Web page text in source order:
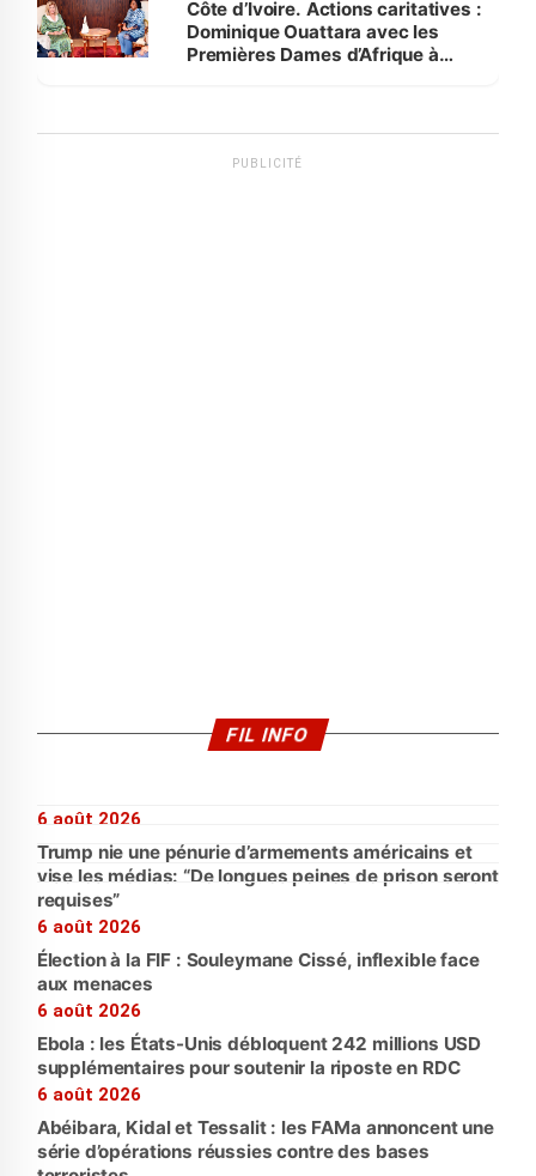
Côte d’Ivoire. Actions caritatives :
Dominique Ouattara avec les
Premières Dames d’Afrique à
PUBLICITÉ
FIL INFO
6 août 2026
Trump nie une pénurie d’armements américains et
vise les médias: “De longues peines de prison seront
requises”
6 août 2026
Élection à la FIF : Souleymane Cissé, inflexible face
aux menaces
6 août 2026
Ebola : les États-Unis débloquent 242 millions USD
supplémentaires pour soutenir la riposte en RDC
6 août 2026
Abéibara, Kidal et Tessalit : les FAMa annoncent une
série d’opérations réussies contre des bases